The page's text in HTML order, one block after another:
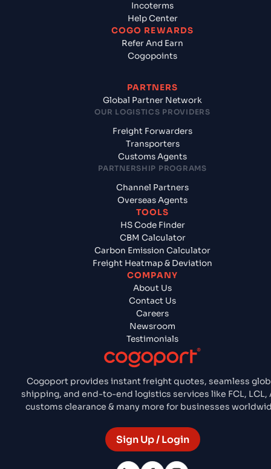
Cogoport provides instant freight quotes, seamless
shipping, and end-to-end logistics services like FCL, LCL,
customs clearance & many more for businesses
Sign Up / Login
Incoterms
Help Center
COGO REWARDS
Refer And Earn
Cogopoints
PARTNERS
Global Partner Network
OUR LOGISTICS PROVIDERS
Freight Forwarders
Transporters
Customs Agents
PARTNERSHIP PROGRAMS
Channel Partners
Overseas Agents
TOOLS
HS Code Finder
CBM Calculator
Carbon Emission Calculator
Freight Heatmap & Deviation
COMPANY
About Us
Contact Us
Careers
Newsroom
Testimonials